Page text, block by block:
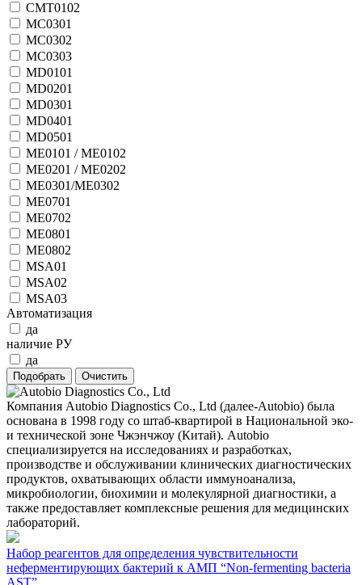
CMT0102
MC0301
MC0302
MC0303
MD0101
MD0201
MD0301
MD0401
MD0501
ME0101 / ME0102
ME0201 / ME0202
ME0301/ME0302
ME0701
ME0702
ME0801
ME0802
MSA01
MSA02
MSA03
Автоматизация
да
наличие РУ
да
Компания Autobio Diagnostics Co., Ltd (далее-Autobio) была
основана в 1998 году со штаб-квартирой в Национальной эко-
и технической зоне Чжэнчжоу (Китай). Autobio
специализируется на исследованиях и разработках,
производстве и обслуживании клинических диагностических
продуктов, охватывающих области иммуноанализа,
микробиологии, биохимии и молекулярной диагностики, а
также предоставляет комплексные решения для медицинских
лабораторий.
Набор реагентов для определения чувствительности
неферментирующих бактерий к АМП “Non-fermenting bacteria
AST”